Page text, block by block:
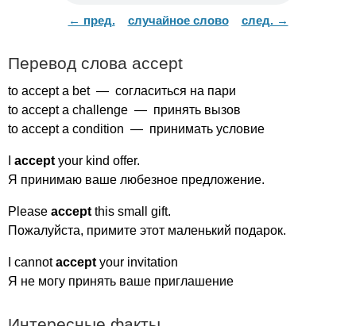
← пред. случайное слово след. →
Перевод слова accept
to accept a bet— согласиться на пари
to accept a challenge — принять вызов
to accept a condition — принимать условие
accept your kind offer.
Я принимаю ваше любезное предложение.
Please accept this small gift.
Пожалуйста, примите этот маленький подарок.
cannot accept your invitation
Я не могу принять ваше приглашение